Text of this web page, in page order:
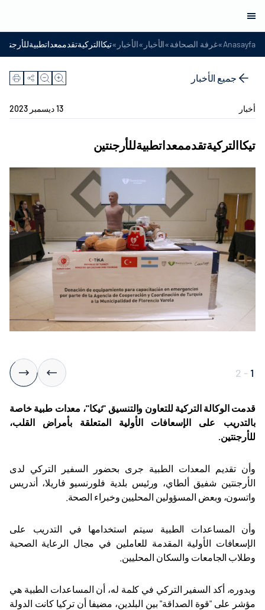
Anasayfa
»غرفة الصحافة»الأخبار »الأخبار »
جميع الأخبار
أخبار 13 ديسمبر 2023
تيكاالتركيةتقدممعداتطبيةللأرجنتين
1
-
2
قدمت الوكالة التركية للتعاون والتنسيق "تيكا"، معدات طبية خاصة
بالتدريب على الإسعافات الأولية المتعلقة بأمراض القلب،
للأرجنتين.
وأن تقديم المعدات الطبية جرى بحضور السفير التركي لدى
الأرجنتين شفيق ألطاي، ورئيس بلدية فلورنسيو فاريلا، أندريس
واتسون، وبعض المسؤولين المحليين وخبراء الصحة
وأن المساعدات الطبية سيتم استخدامها في التدريب على
الإسعافات الأولية المقدمة للعاملين في مجال الرعاية الصحية
وطلاب الجامعات والسكان المحليين
وبدوره، أكد السفير التركي في كلمة له، أن المساعدات الطبية هي
مؤشر على "قوة الصداقة" بين البلدين، مضيفا أن تركيا كانت الدولة